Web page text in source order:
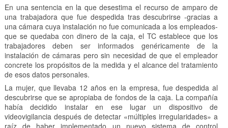
En una sentencia en la que desestima el recurso de amparo de
una trabajadora que fue despedida tras descubrirse -gracias a
una cámara cuya instalación no fue comunicada a los empleados-
que se quedaba con dinero de la caja, el TC establece que los
trabajadores deben ser informados genéricamente de la
instalación de cámaras pero sin necesidad de que el empleador
concrete los propósitos de la medida y el alcance del tratamiento
de esos datos personales.
La mujer, que llevaba 12 años en la empresa, fue despedida al
descubrirse que se apropiaba de fondos de la caja. La compañía
había decidido instalar en ese lugar un dispositivo de
videovigilancia después de detectar «múltiples irregularidades» a